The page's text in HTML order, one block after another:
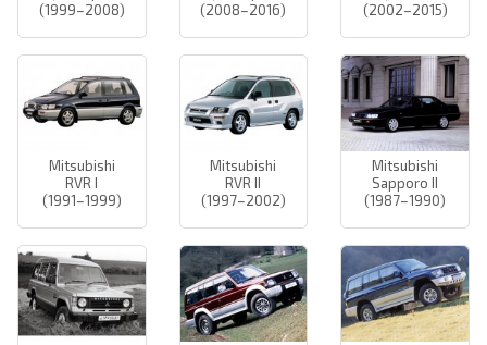
(1999–2008)
(2008–2016)
(2002–2015)
Mitsubishi
RVR I
(1991–1999)
Mitsubishi
RVR II
(1997–2002)
Mitsubishi
Sapporo II
(1987–1990)